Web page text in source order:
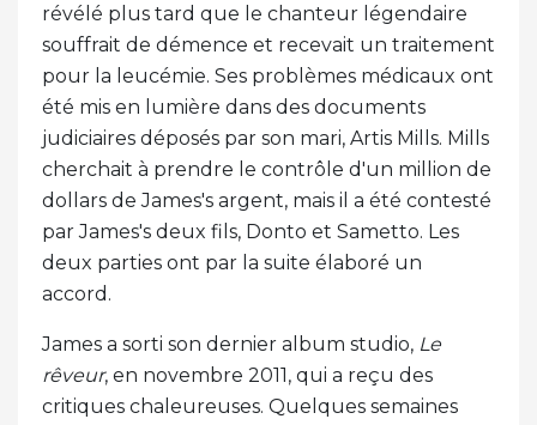
révélé plus tard que le chanteur légendaire
souffrait de démence et recevait un traitement
pour la leucémie. Ses problèmes médicaux ont
été mis en lumière dans des documents
judiciaires déposés par son mari, Artis Mills. Mills
cherchait à prendre le contrôle d'un million de
dollars de James's argent, mais il a été contesté
par James's deux fils, Donto et Sametto. Les
deux parties ont par la suite élaboré un
accord.
James a sorti son dernier album studio, Le
rêveur, en novembre 2011, qui a reçu des
critiques chaleureuses. Quelques semaines